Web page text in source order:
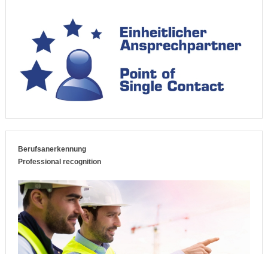
Berufsanerkennung
Professional recognition